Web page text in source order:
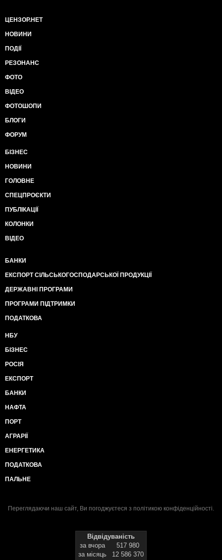
ЦЕНЗОР.НЕТ
НОВИНИ
ПОДІЇ
РЕЗОНАНС
ФОТО
ВІДЕО
ФОТОШОПИ
БЛОГИ
ФОРУМ
БІЗНЕС
НОВИНИ
ГОЛОВНЕ
СПЕЦПРОЄКТИ
ПУБЛІКАЦІЇ
КОЛОНКИ
ВІДЕО
БАНКИ
ЕКСПОРТ СІЛЬСЬКОГОСПОДАРСЬКОЇ ПРОДУКЦІЇ
ДЕРЖАВНІ ПРОГРАМИ
ПРОГРАМИ ПІДТРИМКИ
ПОДАТКОВА
НБУ
БІЗНЕС
РОСІЯ
ЕКСПОРТ
БАНКИ
НАФТА
ПОРТ
АГРАРІЇ
ЕНЕРГЕТИКА
ПОДАТКОВА
ПАЛЬНЕ
Переглядаючи наш сайт, Ви погоджуєтеся з політикою конфіденційності.
Відвідуваність
за вчора
517 980
за місяць
12 586 370